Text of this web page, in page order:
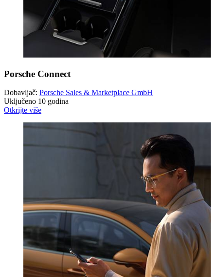
Porsche Connect
Dobavljač: Porsche Sales & Marketplace GmbH
Uključeno 10 godina
Otkrijte više